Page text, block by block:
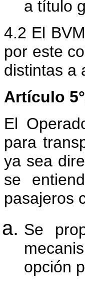
a título
4.2 El
por este
distintas a
Artículo
El
para
ya sea
se
pasajeros
Se
opción